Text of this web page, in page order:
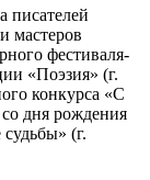
писателей
мастеров
фестиваля-
«Поэзия» (г.
конкурса «С
дня рождения
(г.